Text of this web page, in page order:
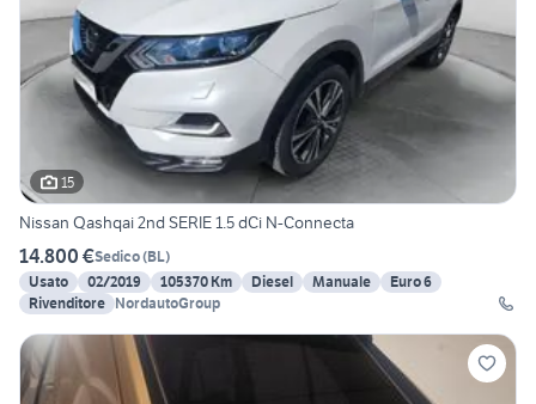
15
Nissan Qashqai 2nd SERIE 1.5 dCi N-Connecta
14.800 €Sedico(BL)
Usato
02/2019 105370 Km Diesel Manuale
Euro 6
Rivenditore NordautoGroup